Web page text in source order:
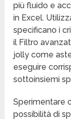
più fluido e
in Excel.
specificano i
il Filtro
jolly come
eseguire
sottoinsiemi
Sperimentare
possibilità di